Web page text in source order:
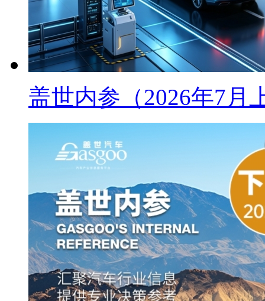
盖世内参（2026年7月